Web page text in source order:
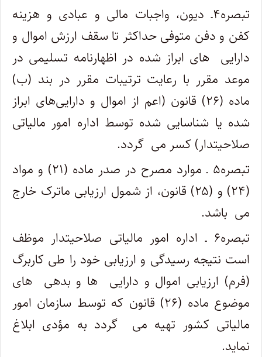
تبصره۴ـ دیون، واجبات مالی و عبادی و هزینه
کفن و دفن متوفی حداکثر تا سقف ارزش اموال و
دارایی ‎ های ابراز شده در اظهارنامه تسلیمی در
موعد مقرر با رعایت ترتیبات مقرر در بند (ب)
ماده (۲۶) قانون (اعم از اموال و دارایی‌های ابراز
شده یا شناسایی شده توسط اداره امور مالیاتی
صلاحیت­دار) کسر می ‎ گردد.
تبصره۵ ـ موارد مصرح در صدر ماده (۲۱) و مواد
(۲۴) و (۲۵) قانون، از شمول ارزیابی ماترک خارج
می ‎ باشد.
تبصره۶ ـ اداره امور مالیاتی صلاحیت‏دار موظف
است نتیجه رسیدگی و ارزیابی خود را طی کاربرگ
(فرم) ارزیابی اموال و دارایی ‎ ها و بدهی ‎ های
موضوع ماده (۲۶) قانون که توسط سازمان امور
مالیاتی کشور تهیه می ‎ گردد به مؤدی ابلاغ
نماید.